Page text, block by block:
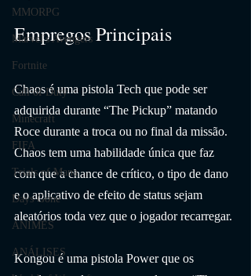
MMORPG
Marvel's Avengers
Fortnite
Call of Duty
Minecraft
FIFA
Trials of Mana
Days Gone
ANIMES
ANÁLISES
Empregos Principais
Chaos é uma pistola Tech que pode ser
adquirida durante “The Pickup” matando
Roce durante a troca ou no final da missão.
Chaos tem uma habilidade única que faz
com que a chance de crítico, o tipo de dano
e o aplicativo de efeito de status sejam
aleatórios toda vez que o jogador recarregar.
Kongou é uma pistola Power que os